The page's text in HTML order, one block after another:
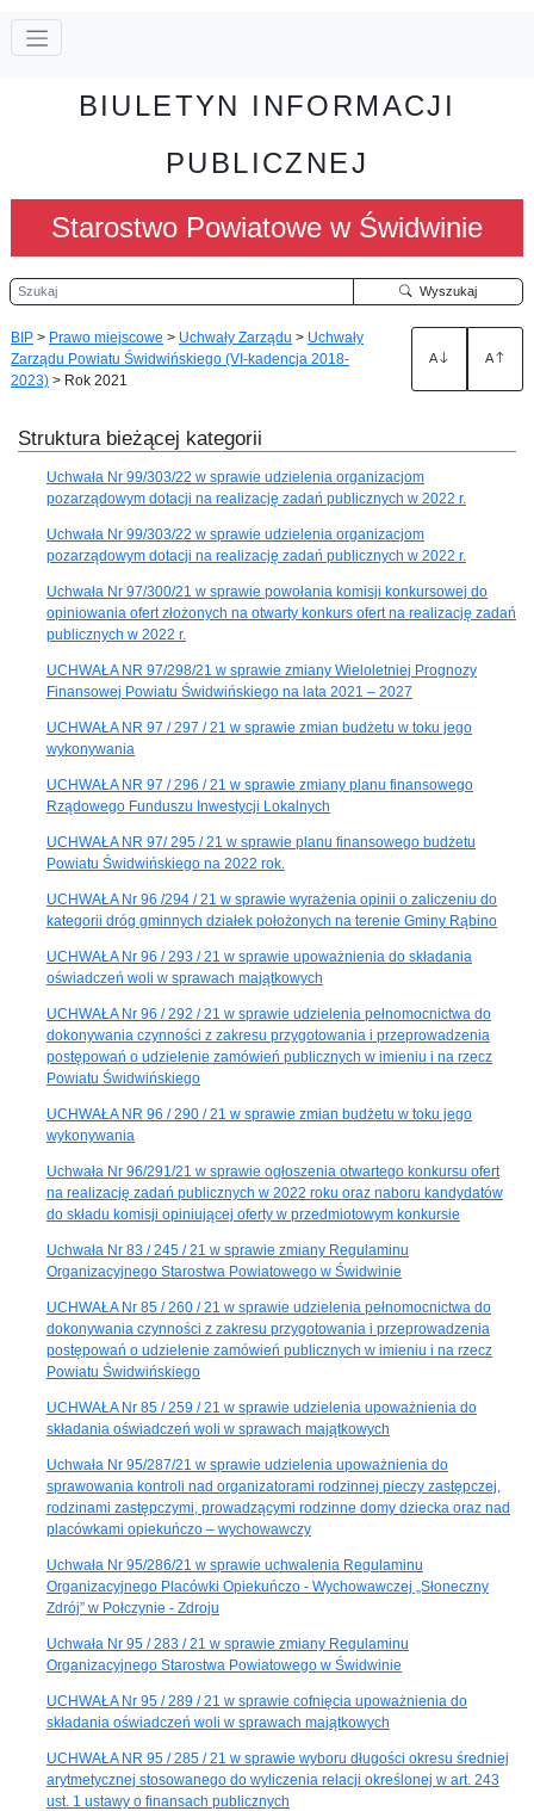
BIULETYN INFORMACJI
PUBLICZNEJ
Starostwo Powiatowe w Świdwinie
Szukaj Wyszukaj
BIP > Prawo miejscowe > Uchwały Zarządu > Uchwały
Zarządu Powiatu Świdwińskiego (VI-kadencja 2018-
2023) > Rok 2021
A A
Struktura bieżącej kategorii
Uchwała Nr 99/303/22 w sprawie udzielenia organizacjom
pozarządowym dotacji na realizację zadań publicznych w 2022 r.
Uchwała Nr 99/303/22 w sprawie udzielenia organizacjom
pozarządowym dotacji na realizację zadań publicznych w 2022 r.
Uchwała Nr 97/300/21 w sprawie powołania komisji konkursowej do
opiniowania ofert złożonych na otwarty konkurs ofert na realizację zadań
publicznych w 2022 r.
UCHWAŁA NR 97/298/21 w sprawie zmiany Wieloletniej Prognozy
Finansowej Powiatu Świdwińskiego na lata 2021 – 2027
UCHWAŁA NR 97 / 297 / 21 w sprawie zmian budżetu w toku jego
wykonywania
UCHWAŁA NR 97 / 296 / 21 w sprawie zmiany planu finansowego
Rządowego Funduszu Inwestycji Lokalnych
UCHWAŁA NR 97/ 295 / 21 w sprawie planu finansowego budżetu
Powiatu Świdwińskiego na 2022 rok.
UCHWAŁA Nr 96 /294 / 21 w sprawie wyrażenia opinii o zaliczeniu do
kategorii dróg gminnych działek położonych na terenie Gminy Rąbino
UCHWAŁA Nr 96 / 293 / 21 w sprawie upoważnienia do składania
oświadczeń woli w sprawach majątkowych
UCHWAŁA Nr 96 / 292 / 21 w sprawie udzielenia pełnomocnictwa do
dokonywania czynności z zakresu przygotowania i przeprowadzenia
postępowań o udzielenie zamówień publicznych w imieniu i na rzecz
Powiatu Świdwińskiego
UCHWAŁA NR 96 / 290 / 21 w sprawie zmian budżetu w toku jego
wykonywania
Uchwała Nr 96/291/21 w sprawie ogłoszenia otwartego konkursu ofert
na realizację zadań publicznych w 2022 roku oraz naboru kandydatów
do składu komisji opiniującej oferty w przedmiotowym konkursie
Uchwała Nr 83 / 245 / 21 w sprawie zmiany Regulaminu
Organizacyjnego Starostwa Powiatowego w Świdwinie
UCHWAŁA Nr 85 / 260 / 21 w sprawie udzielenia pełnomocnictwa do
dokonywania czynności z zakresu przygotowania i przeprowadzenia
postępowań o udzielenie zamówień publicznych w imieniu i na rzecz
Powiatu Świdwińskiego
UCHWAŁA Nr 85 / 259 / 21 w sprawie udzielenia upoważnienia do
składania oświadczeń woli w sprawach majątkowych
Uchwała Nr 95/287/21 w sprawie udzielenia upoważnienia do
sprawowania kontroli nad organizatorami rodzinnej pieczy zastępczej,
rodzinami zastępczymi, prowadzącymi rodzinne domy dziecka oraz nad
placówkami opiekuńczo – wychowawczy
Uchwała Nr 95/286/21 w sprawie uchwalenia Regulaminu
Organizacyjnego Placówki Opiekuńczo - Wychowawczej „Słoneczny
Zdrój” w Połczynie - Zdroju
Uchwała Nr 95 / 283 / 21 w sprawie zmiany Regulaminu
Organizacyjnego Starostwa Powiatowego w Świdwinie
UCHWAŁA Nr 95 / 289 / 21 w sprawie cofnięcia upoważnienia do
składania oświadczeń woli w sprawach majątkowych
UCHWAŁA NR 95 / 285 / 21 w sprawie wyboru długości okresu średniej
arytmetycznej stosowanego do wyliczenia relacji określonej w art. 243
ust. 1 ustawy o finansach publicznych